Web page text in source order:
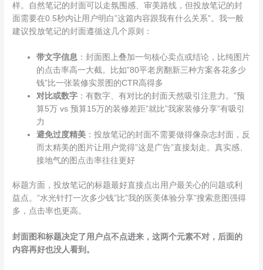
样。自然笔记的封面可以走氛围感、审美路线，但投放笔记的封
面需要在0.5秒内让用户明白”这篇内容跟我有什么关系”。我一般
建议投放笔记的封面遵循这几个原则：
带文字信息 ：封面图上叠加一句核心卖点或结论，比纯图片
的点击率高一大截。比如”80平老房翻新三种方案各花多少
钱”比一张装修实景图的CTR高得多
对比或数字 ：有数字、有对比的封面天然吸引注意力。”预
算5万 vs 预算15万的装修差距”就比”我家装修分享”有吸引
力
避免过度精美 ：投放笔记的封面不需要做得像杂志封面，反
而太精美的图片让用户觉得”这是广告”直接划走。真实感、
接地气的图点击率往往更好
标题方面，投放笔记的标题最好直接点出用户最关心的问题或利
益点。”水光针打一次多少钱”比”我的医美体验分享”搜索意图强得
多，点击率也更高。
封面图和标题决定了用户点不点进来，这两个元素不对，后面的
内容再好也没人看到。